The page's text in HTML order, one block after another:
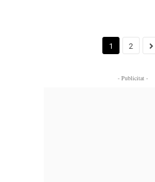
1 2
- Publicitat -